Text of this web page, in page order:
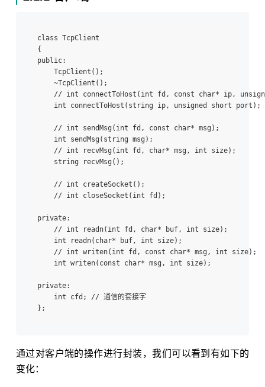
class TcpClient
{
public:
TcpClient();
~TcpClient();
// int connectToHost(int fd, const char* ip,
int connectToHost(string ip, unsigned short port);
// int sendMsg(int fd, const char* msg);
int sendMsg(string msg);
// int recvMsg(int fd, char* msg, int size);
string recvMsg();
// int createSocket();
// int closeSocket(int fd);
private:
// int readn(int fd, char* buf, int size);
int readn(char* buf, int size);
// int writen(int fd, const char* msg, int size);
int writen(const char* msg, int size);
private:
int cfd; // 通信的套接字
通过对客户端的操作进行封装，我们可以看到有如下的
变化：